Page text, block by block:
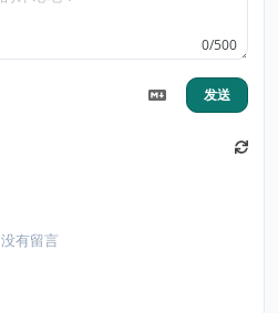
0/500
发送
没有留言